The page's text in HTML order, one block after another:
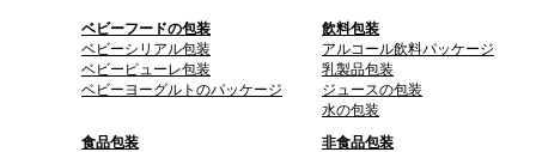
ベビーフードの包装
ベビーシリアル包装
ベビーピューレ包装
ベビーヨーグルトのパッケージ
飲料包装
アルコール飲料パッケージ
乳製品包装
ジュースの包装
水の包装
食品包装
非食品包装